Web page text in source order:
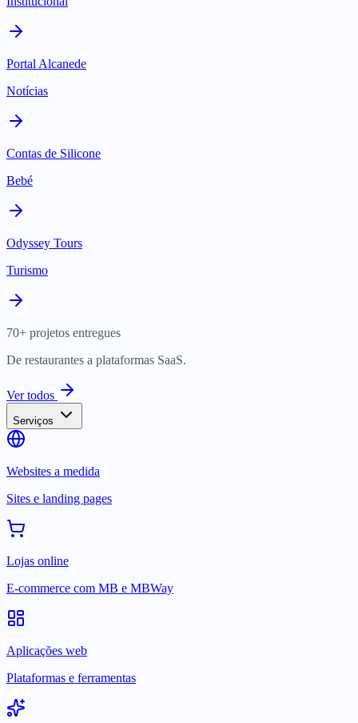
Portal Alcanede
Notícias
Contas de Silicone
Bebé
Odyssey Tours
Turismo
70+ projetos entregues
De restaurantes a plataformas SaaS.
Ver todos
Serviços
Websites a medida
Sites e landing pages
Lojas online
E-commerce com MB e MBWay
Aplicações web
Plataformas e ferramentas